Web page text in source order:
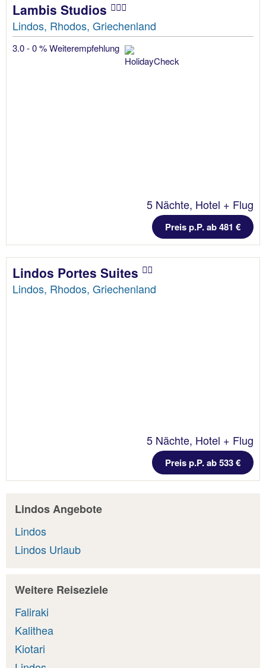
Lambis Studios
Lindos, Rhodos, Griechenland
3.0 - 0 % Weiterempfehlung
5 Nächte, Hotel + Flug
Preis p.P. ab 481 €
Lindos Portes Suites
Lindos, Rhodos, Griechenland
5 Nächte, Hotel + Flug
Preis p.P. ab 533 €
Lindos Angebote
Lindos
Lindos Urlaub
Weitere Reiseziele
Faliraki
Kalithea
Kiotari